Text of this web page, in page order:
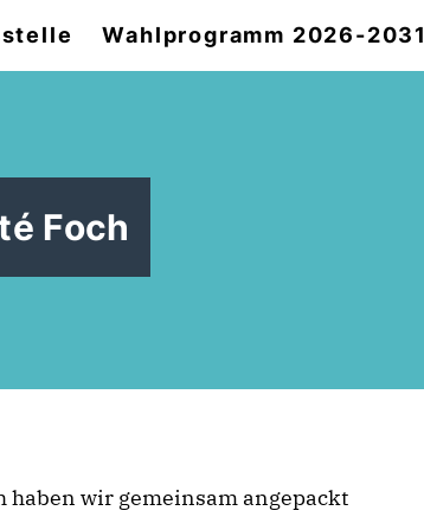
Wahlprogramm 2026-2031
Foch
haben wir gemeinsam angepackt